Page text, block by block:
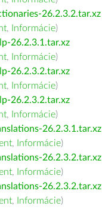
26.2.3.2.tar.xz
, Informácie)
26.2.3.1.tar.xz
, Informácie)
26.2.3.2.tar.xz
, Informácie)
26.2.3.2.tar.xz
, Informácie)
26.2.3.1.tar.xz
, Informácie)
26.2.3.2.tar.xz
, Informácie)
26.2.3.2.tar.xz
, Informácie)